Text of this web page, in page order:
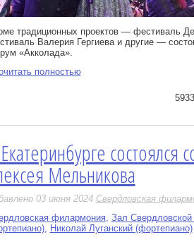
традиционных проектов — фестиваль
Валерия Гергиева и другие —
«Акколада».
полностью
состоялся
Мельникова
03 июня 2024 Свердловская
филармония, Зал
, Николай Луганский (фортепиано)